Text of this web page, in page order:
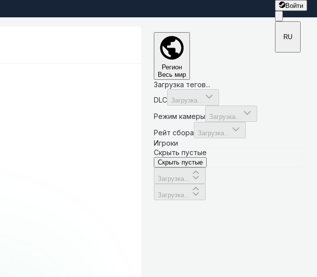
Войти
RU
Регион
Весь мир
Загрузка тегов...
DLC Загрузка...
Режим камеры Загрузка...
Рейт сбора Загрузка...
Игроки
Скрыть пустые
Скрыть пустые
Загрузка...
Загрузка...